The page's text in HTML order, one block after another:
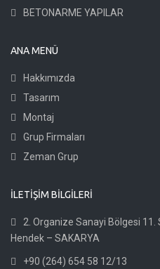
BETONARME YAPILAR
ANA MENÜ
Hakkımızda
Tasarım
Montaj
Grup Firmaları
Zeman Grup
İLETİŞİM BİLGİLERİ
2. Organize Sanayi Bölgesi 11.
Hendek – SAKARYA
+90 (264) 654 58 12/13